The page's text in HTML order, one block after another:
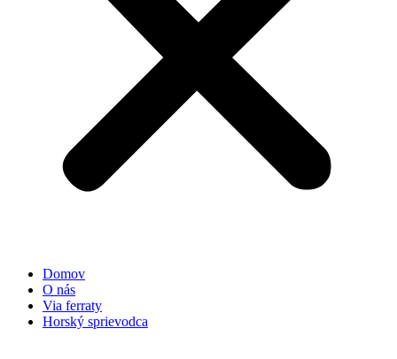
Domov
O nás
Via ferraty
Horský sprievodca